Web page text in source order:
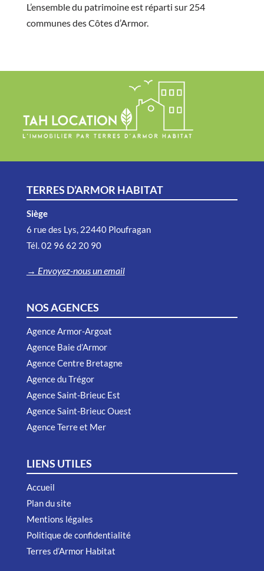
L’ensemble du patrimoine est réparti sur 254
communes des Côtes d’Armor.
TERRES D’ARMOR HABITAT
Siège
6 rue des Lys, 22440 Ploufragan
Tél.02 96 62 20 90
→ Envoyez-nous un email
NOS AGENCES
Agence Armor-Argoat
Agence Baie d’Armor
Agence Centre Bretagne
Agence du Trégor
Agence Saint-Brieuc Est
Agence Saint-Brieuc Ouest
Agence Terre et Mer
LIENS UTILES
Accueil
Plan du site
Mentions légales
Politique de confidentialité
Terres d’Armor Habitat